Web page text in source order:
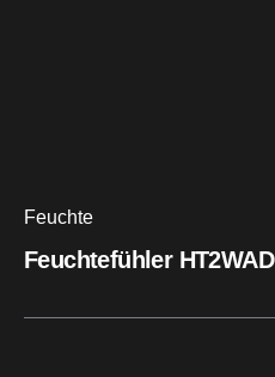
Feuchte
Feuchtefühler HT2WAD